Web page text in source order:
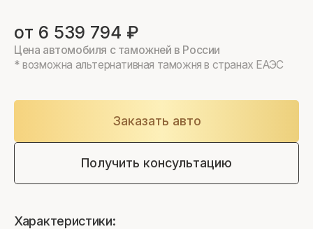
от 6 539 794 ₽
Цена автомобиля с таможней в России
* возможна альтернативная таможня в странах ЕАЭС
Заказать авто
Получить консультацию
Характеристики: